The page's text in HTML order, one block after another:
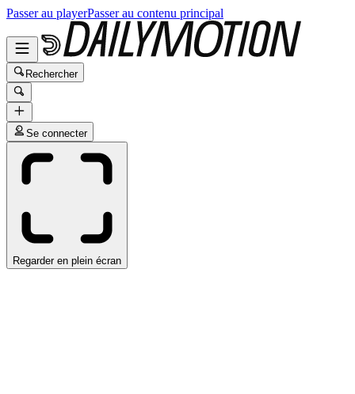
Passer au playerPasser au contenu principal
Rechercher
Se connecter
Regarder en plein écran